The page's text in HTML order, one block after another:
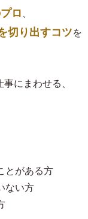
ロ
切り出すコツを
にまわせる、
とがある方
ない方